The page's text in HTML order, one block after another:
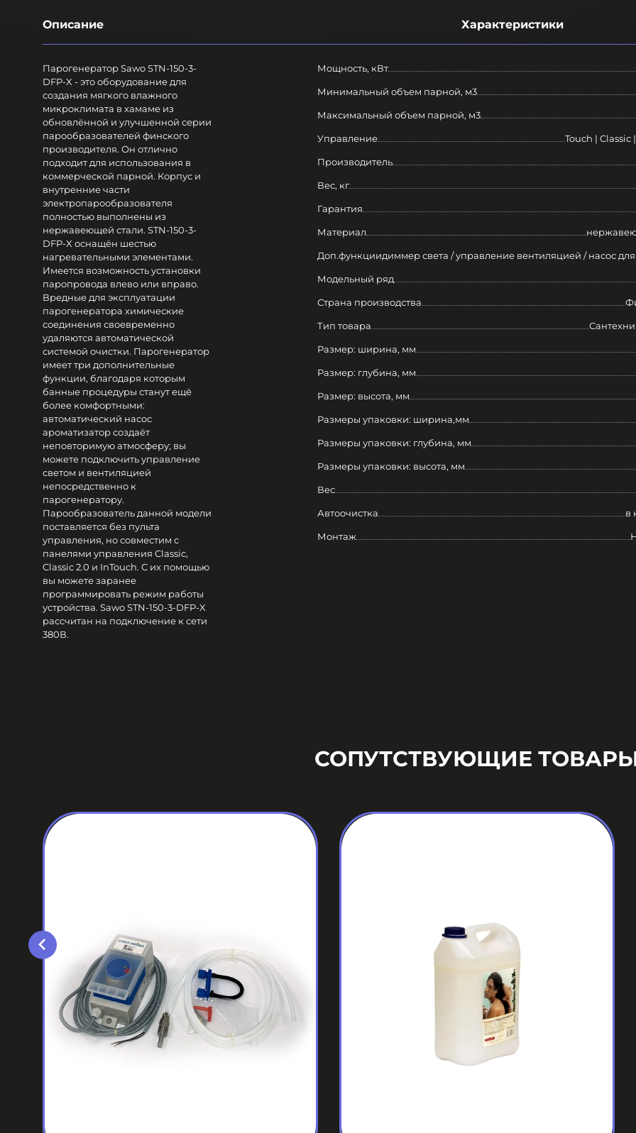
Описание Характеристики
Парогенератор Sawo STN-150-3-
DFP-X - это оборудование для
создания мягкого влажного
микроклимата в хамаме из
обновлённой и улучшенной серии
парообразователей финского
производителя. Он отлично
подходит для использования в
коммерческой парной. Корпус и
внутренние части
электропарообразователя
полностью выполнены из
нержавеющей стали. STN-150-3-
DFP-X оснащён шестью
нагревательными элементами.
Имеется возможность установки
паропровода влево или вправо.
Вредные для эксплуатации
парогенератора химические
соединения своевременно
удаляются автоматической
системой очистки. Парогенератор
имеет три дополнительные
функции, благодаря которым
банные процедуры станут ещё
более комфортными:
автоматический насос
ароматизатор создаёт
неповторимую атмосферу; вы
можете подключить управление
светом и вентиляцией
непосредственно к
парогенератору.
Парообразователь данной модели
поставляется без пульта
управления, но совместим с
панелями управления Classic,
Classic 2.0 и InTouch. С их помощью
вы можете заранее
программировать режим работы
устройства. Sawo STN-150-3-DFP-X
рассчитан на подключение к сети
380В.
Мощность, кВт
Минимальный объем парной, м3
Максимальный объем парной, м3
Управление Touch | Classic
Производитель
Вес, кг
Гарантия
Материал
Доп.функциидиммер света / управление вентиляцией / насос
Модельный ряд
Страна производства
Тип товара
Размер: ширина, мм
Размер: глубина, мм
Размер: высота, мм
Размеры упаковки: ширина,мм
Размеры упаковки: глубина, мм
Размеры упаковки: высота, мм
Вес
Автоочистка в
Монтаж
СОПУТСТВУЮЩИЕ